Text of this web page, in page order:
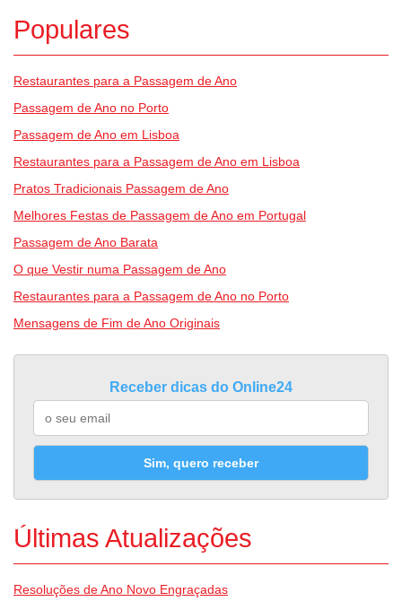
Populares
Restaurantes para a Passagem de Ano
Passagem de Ano no Porto
Passagem de Ano em Lisboa
Restaurantes para a Passagem de Ano em Lisboa
Pratos Tradicionais Passagem de Ano
Melhores Festas de Passagem de Ano em Portugal
Passagem de Ano Barata
O que Vestir numa Passagem de Ano
Restaurantes para a Passagem de Ano no Porto
Mensagens de Fim de Ano Originais
Receber dicas do Online24
Sim, quero receber
Últimas Atualizações
Resoluções de Ano Novo Engraçadas